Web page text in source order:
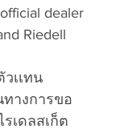
dealer
Riedell
เเทน
ทางการขอ
รเดลสเก็ต